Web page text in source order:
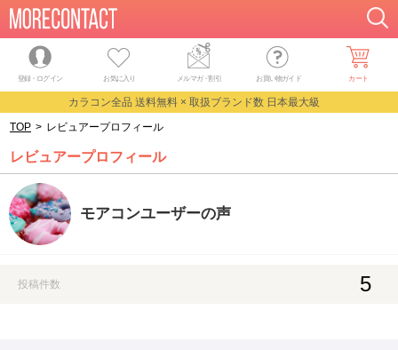
登録・ログイン お気に入り メルマガ・割引 お買い物ガイド カート
カラコン全品 送料無料 × 取扱ブランド数 日本最大級
TOP > レビュアープロフィール
レビュアープロフィール
モアコンユーザーの声
投稿件数 5